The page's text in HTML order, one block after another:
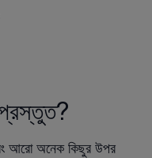
আরো অনেক কিছুর উপর